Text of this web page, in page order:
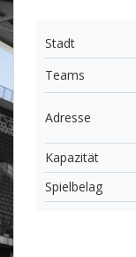
Stadt
Teams
Adresse
Kapazität
Spielbelag